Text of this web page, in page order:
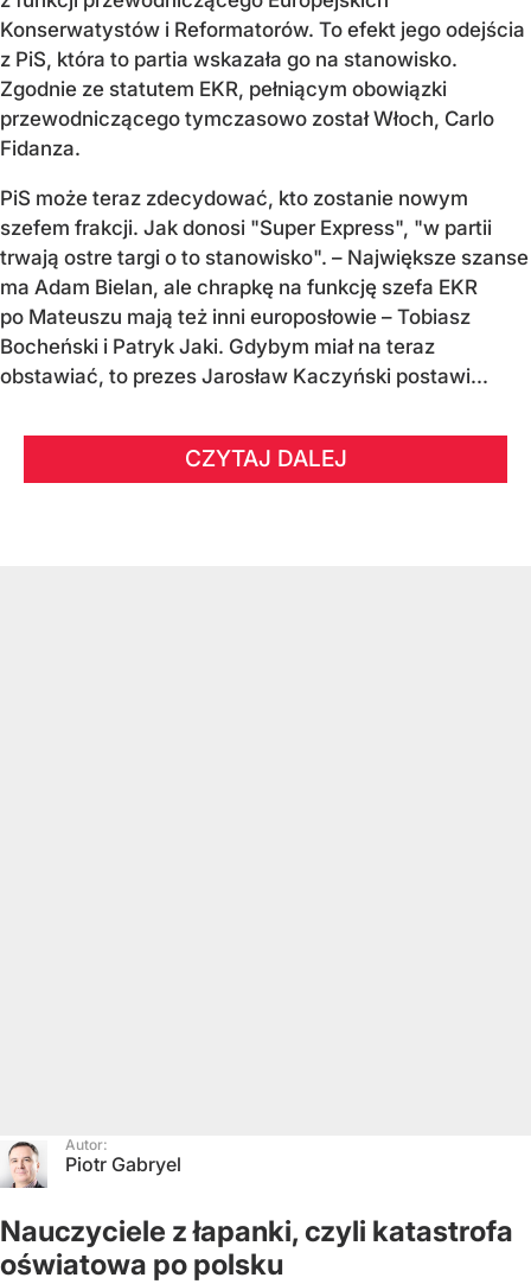
Konserwatystów i Reformatorów. To efekt jego odejścia
z PiS, która to partia wskazała go na stanowisko.
Zgodnie ze statutem EKR, pełniącym obowiązki
przewodniczącego tymczasowo został Włoch, Carlo
Fidanza.
PiS może teraz zdecydować, kto zostanie nowym
szefem frakcji. Jak donosi "Super Express", "w partii
trwają ostre targi o to stanowisko". – Największe szanse
ma Adam Bielan, ale chrapkę na funkcję szefa EKR
po Mateuszu mają też inni europosłowie – Tobiasz
Bocheński i Patryk Jaki. Gdybym miał na teraz
obstawiać, to prezes Jarosław Kaczyński postawi...
CZYTAJ DALEJ
Autor:
Piotr Gabryel
Nauczyciele z łapanki, czyli katastrofa
oświatowa po polsku